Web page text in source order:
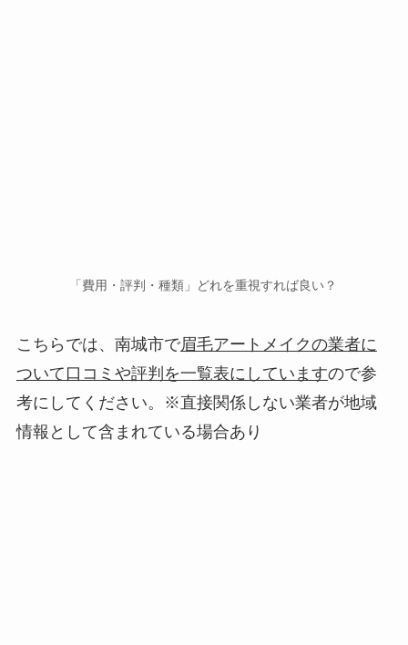
「費用・評判・種類」どれを重視すれば良い？
こちらでは、南城市で眉毛アートメイクの業者に
ついて口コミや評判を一覧表にしていますので参
考にしてください。※直接関係しない業者が地域
情報として含まれている場合あり